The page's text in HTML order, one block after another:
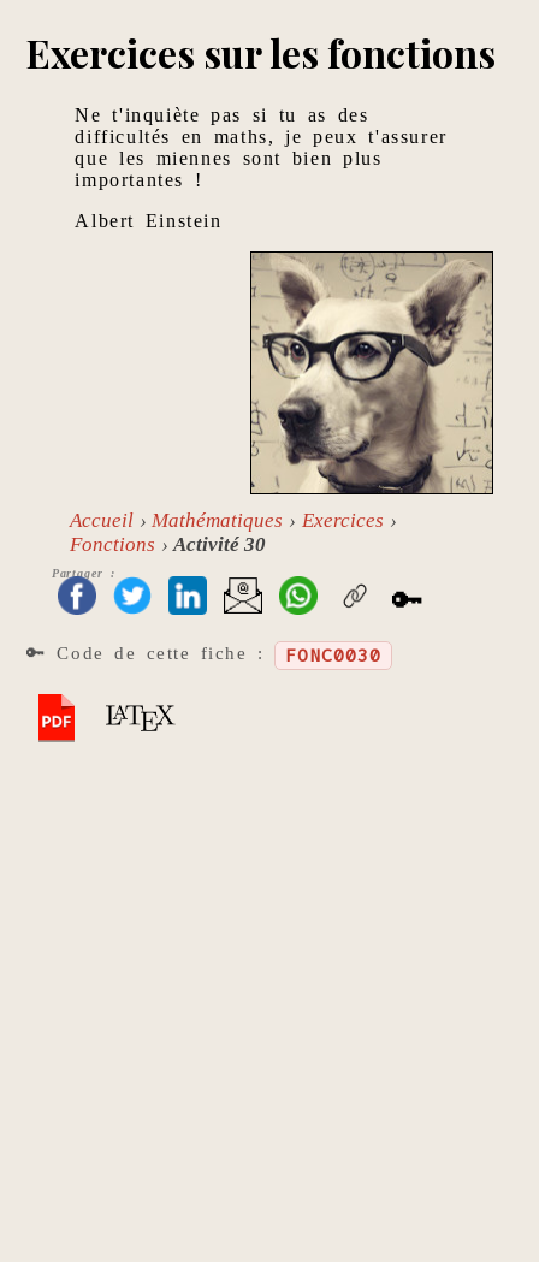
Exercices sur les fonctions
Ne t'inquiète pas si tu as des
difficultés en maths, je peux t'assurer
que les miennes sont bien plus
importantes !
Albert Einstein
Accueil Mathématiques
Exercices
Fonctions
Activité 30
Partager :
🔑
🔑 Code de cette fiche : FONC0030